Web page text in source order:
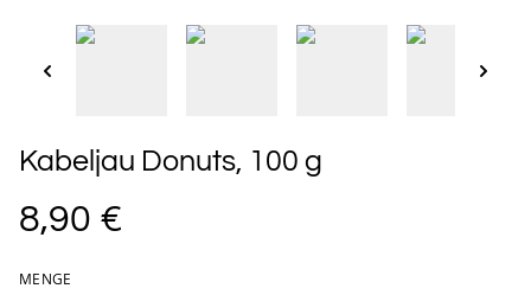
Kabeljau Donuts, 100 g
8,90 €
MENGE